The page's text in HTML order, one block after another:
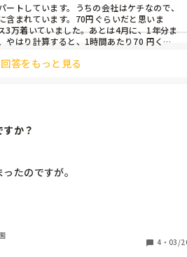
ートしています。うちの会社はケチなので、
含まれています。70円ぐらいだと思いま
3万着いていました。あとは4月に、1年分ま
やはり計算すると、1時間あたり70 円くら
に反映されません。ほんとケチな会社です。
回答をもっと見る
か？
たのですが。
、
ーや助けてもらったなぁと思う人には
するのですが、、。
4 ・ 03/